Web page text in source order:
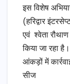
​इस विशेष
(हरिद्वार
एवं श्वेता
किया जा रहा है।
​आंकड़ों में
सीज